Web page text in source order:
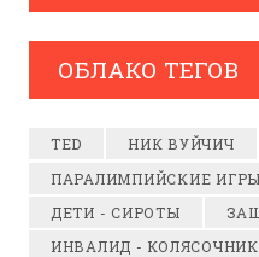
ОБЛАКО ТЕГОВ
TED
НИК ВУЙЧИЧ
ПАРАЛИМПИЙСКИЕ ИГРЫ
ДЕТИ - СИРОТЫ
ИНВАЛИД - КОЛЯСОЧНИК